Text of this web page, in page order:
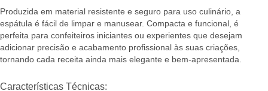
Produzida em material resistente e seguro para uso culinário, a
espátula é fácil de limpar e manusear. Compacta e funcional, é
perfeita para confeiteiros iniciantes ou experientes que desejam
adicionar precisão e acabamento profissional às suas criações,
tornando cada receita ainda mais elegante e bem-apresentada.
Características Técnicas: